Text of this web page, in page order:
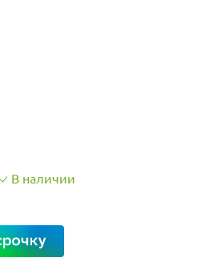
В наличии